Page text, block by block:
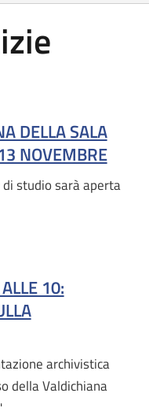
DELLA SALA
NOVEMBRE
studio sarà aperta
10:
archivistica
della Valdichiana